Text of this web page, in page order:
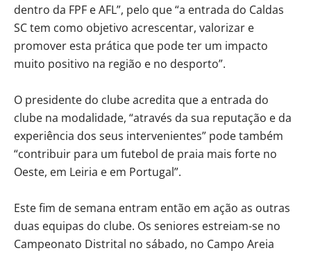
dentro da FPF e AFL”, pelo que “a entrada do Caldas
SC tem como objetivo acrescentar, valorizar e
promover esta prática que pode ter um impacto
muito positivo na região e no desporto”.
O presidente do clube acredita que a entrada do
clube na modalidade, “através da sua reputação e da
experiência dos seus intervenientes” pode também
“contribuir para um futebol de praia mais forte no
Oeste, em Leiria e em Portugal”.
Este fim de semana entram então em ação as outras
duas equipas do clube. Os seniores estreiam-se no
Campeonato Distrital no sábado, no Campo Areia